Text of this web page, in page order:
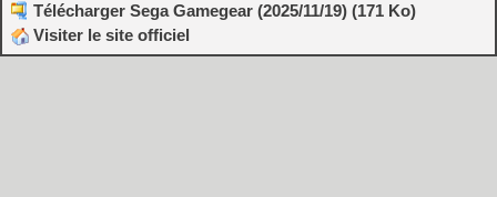
Télécharger Sega Gamegear (2025/11/19) (171 Ko)
Visiter le site officiel